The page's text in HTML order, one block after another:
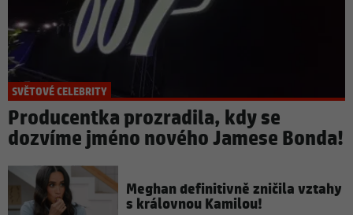
SVĚTOVÉ CELEBRITY
Producentka prozradila, kdy se
dozvíme jméno nového Jamese Bonda!
Meghan definitivně zničila vztahy
s královnou Kamilou!